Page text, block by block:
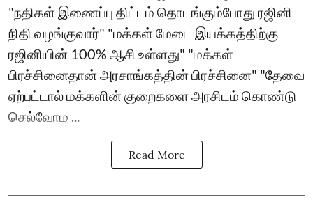
"நதிகள் இணைப்பு திட்டம் தொடங்கும்போது ரஜினி
நிதி வழங்குவார்" "மக்கள் மேடை இயக்கத்திற்கு
ரஜினியின் 100% ஆசி உள்ளது" "மக்கள்
பிரச்சினைதான் அரசாங்கத்தின் பிரச்சினை" "தேவை
ஏற்பட்டால் மக்களின் குறைகளை அரசிடம் கொண்டு
செல்வோம ...
Read More